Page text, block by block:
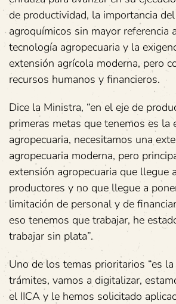
de productividad, la importancia
agroquímicos sin mayor referencia
tecnología agropecuaria y la
extensión agrícola moderna, pero
recursos humanos y financieros.
Dice la Ministra, “en el eje de
primeras metas que tenemos es la
agropecuaria, necesitamos una
agropecuaria moderna, pero
extensión agropecuaria que llegue
productores y no que llegue a
limitación de personal y de
eso tenemos que trabajar, he
trabajar sin plata”.
Uno de los temas prioritarios “es
trámites, vamos a digitalizar,
el IICA y le hemos solicitado